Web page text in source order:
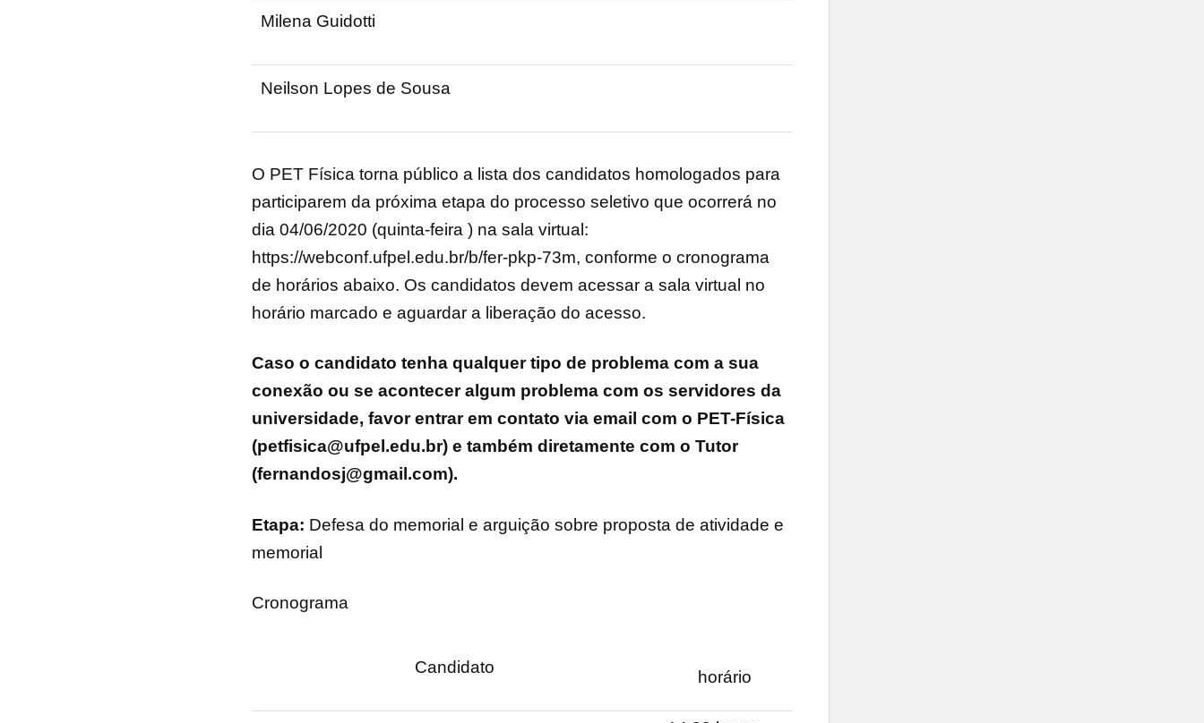
Milena Guidotti
Neilson Lopes de Sousa
O PET Física torna público a lista dos candidatos homologados para
participarem da próxima etapa do processo seletivo que ocorrerá no
dia 04/06/2020 (quinta-feira ) na sala virtual:
https://webconf.ufpel.edu.br/b/fer-pkp-73m, conforme o cronograma
de horários abaixo. Os candidatos devem acessar a sala virtual no
horário marcado e aguardar a liberação do acesso.
Caso o candidato tenha qualquer tipo de problema com a sua
conexão ou se acontecer algum problema com os servidores da
universidade, favor entrar em contato via email com o PET-Física
(petfisica@ufpel.edu.br) e também diretamente com o Tutor
(fernandosj@gmail.com).
Etapa: Defesa do memorial e arguição sobre proposta de atividade e
memorial
Cronograma
Candidato
horário